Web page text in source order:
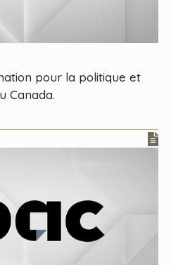
pour la politique et
Canada.